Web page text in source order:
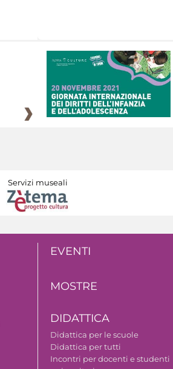
Servizi museali
EVENTI
MOSTRE
DIDATTICA
Didattica per le scuole
Didattica per tutti
Incontri per docenti e studenti